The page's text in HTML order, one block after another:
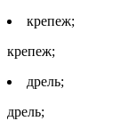
крепеж;
крепеж;
дрель;
дрель;